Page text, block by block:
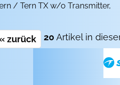
/ Tern TX w/o Transmitter,
zurück 20Artikel in